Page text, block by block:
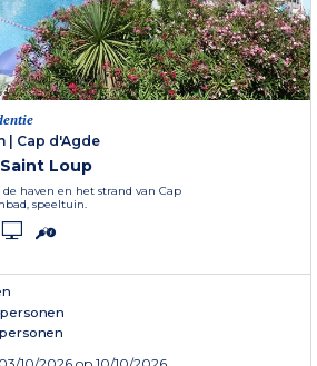
| Cap d'Agde
Loup
haven en het strand van Cap
speeltuin.